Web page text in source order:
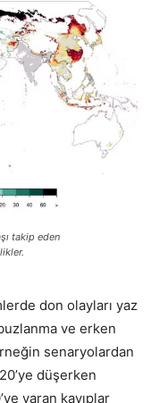
takip eden
don olayları yaz
ve erken
senaryolardan
düşerken
varan kayıplar